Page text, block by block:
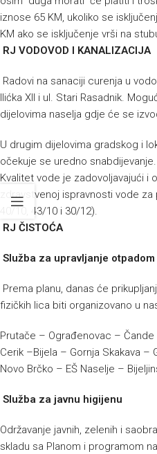
iznose 65 KM, ukoliko se
KM ako se isključenje vrši na
RJ VODOVOD I KANALIZACIJA
Radovi na sanaciji curenja u
Ilićka XII i ul. Stari Rasadnik.
dijelovima naselja gdje će se
U drugim dijelovima gradskog i
očekuje se uredno snabdijevanje.
Kvalitet vode je zadovoljavajući i
zdravstvenoj ispravnosti vode
40/10, 43/10 i 30/12).
RJ ČISTOĆA
Služba za upravljanje otpadom
Prema planu, danas će
fizičkih lica biti organizovano u
Prutače – Ograđenovac –
Cerik –Bijela – Gornja Skakava –
Novo Brčko – EŠ Naselje –
Služba za javnu higijenu
Održavanje javnih, zelenih i
skladu sa Planom i programom